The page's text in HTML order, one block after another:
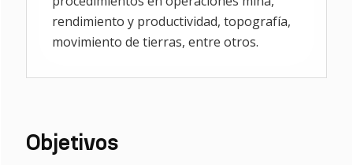
rendimiento y productividad, topografía,
movimiento de tierras, entre otros.
Objetivos